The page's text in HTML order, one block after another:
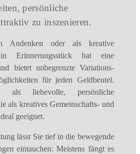
persönliche
zu inszenieren.
Andenken oder als kreative
Erinnerungsstück hat eine
bietet unbegrenzte Variations-
für jeden Geldbeutel.
liebevolle, persönliche
als kreatives Gemeinschafts- und
geeignet.
lässt Sie tief in die bewegende
eintauchen: Meistens fängt es